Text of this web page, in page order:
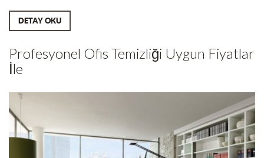
DETAY OKU
Profesyonel Ofis Temizliği Uygun Fiyatlar
İle